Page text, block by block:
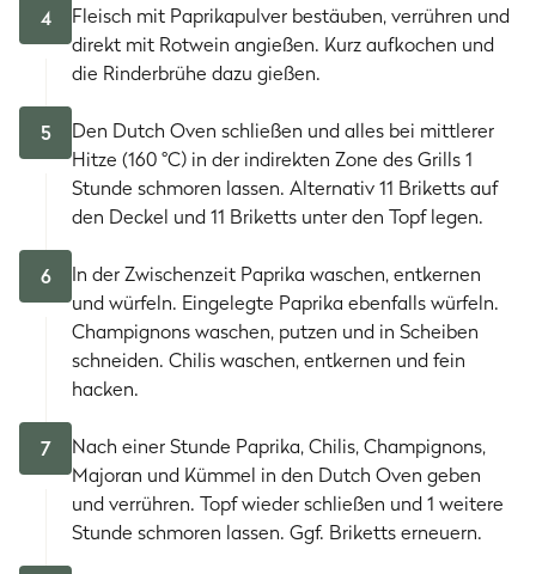
4
Fleisch mit Paprikapulver bestäuben, verrühren und
direkt mit Rotwein angießen. Kurz aufkochen und
die Rinderbrühe dazu gießen.
5
Den Dutch Oven schließen und alles bei mittlerer
Hitze (160 °C) in der indirekten Zone des Grills 1
Stunde schmoren lassen. Alternativ 11 Briketts auf
den Deckel und 11 Briketts unter den Topf legen.
6
In der Zwischenzeit Paprika waschen, entkernen
und würfeln. Eingelegte Paprika ebenfalls würfeln.
Champignons waschen, putzen und in Scheiben
schneiden. Chilis waschen, entkernen und fein
hacken.
7
Nach einer Stunde Paprika, Chilis, Champignons,
Majoran und Kümmel in den Dutch Oven geben
und verrühren. Topf wieder schließen und 1 weitere
Stunde schmoren lassen. Ggf. Briketts erneuern.